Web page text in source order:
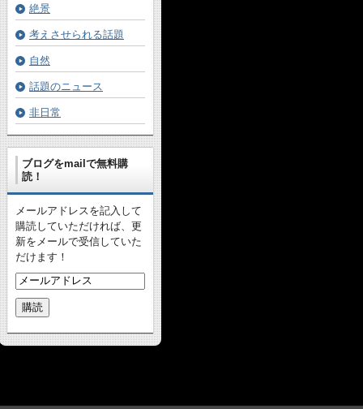
絶景
考えさせられる話題
自然
話題のニュース
非日常
ブログをmailで無料購
読！
メールアドレスを記入して
購読していただければ、更
新をメールで受信していた
だけます！